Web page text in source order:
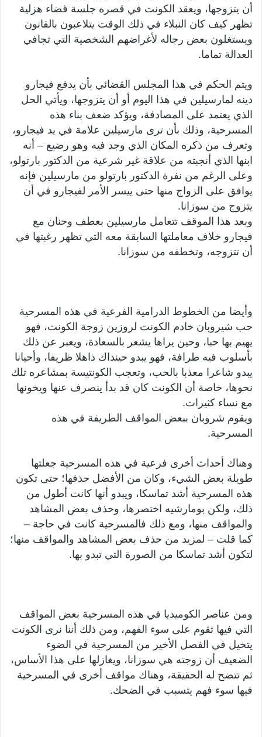
أن يتزوجها، ويعقد الكونت في قصره جلسة قضاء هزلية
تظهر كيف كان النبلاء في ذلك الوقت يتلاعبون بالقانون
ويستغلون بعض رجاله لأغراضهم الشخصية التي تجافي
العدالة تماما.
ويتم الحكم في هذا المجلس القضائي بأن يدفع فيجارو
دينه لمارسيلين في هذا اليوم أو أن يتزوجها، ويأتي الحل
الذي يعتمد على المصادفة، ويؤكد ضعف بناء هذه
المسرحية، وذلك بأن ترى مارسيلين علامة في يد فيجارو،
وتعرف من ذكره المكان الذي وجد فيه وهو رضيع – أنه
ابنها الذي أنجبته من علاقة غير شرعية من الدكتور بارتولو،
وعلى الرغم من نفرة الدكتور بارتولو من مارسيلين فإنه
يوافق على الزواج منها حتى ييسر الأمر لفيجارو في أن
يتزوج من سوزانا.
وبعد هذا الموقف تتعامل مارسيلين بعطف وحنان مع
فيجارو خلاف معاملتها السابقة معه التي تظهر رغبتها في
أن تتزوجه، وتخطفه من سوزانا.
وأيضا من الخطوط الدرامية الفرعية في هذه المسرحية
حب شيروبان خادم الكونت لروزين زوجة الكونت، فهو
يهيم بها حبا، وحين يراها يشعر بالسعادة، ويعبر عن ذلك
بأسلوب فيه طرافة، فهو يبدو حينذاك ذاهلا ظريفا، وأحيانا
يبدو شاعرا معذبا بالحب، وتعجب الكونتيسة بمشاعره تلك
نحوها، خاصة أن الكونت كان قد بدأ ينصرف عنها ويخونها
مع نساء كثيرات.
ويقوم شروبان ببعض المواقف الطريفة في هذه
المسرحية.
وهناك أحداث أخرى فرعية في هذه المسرحية جعلتها
طويلة بعض الشيء، وكان من الأفضل حذفها؛ حتى تكون
هذه المسرحية أشد تماسكا، ويبدو أنها كانت أطول من
ذلك، ولكن بومارشيه اختصرها، وحذف بعض المشاهد
والمواقف منها، ومع ذلك فالمسرحية كانت في حاجة –
كما قلت – لمزيد من حذف بعض المشاهد والمواقف منها؛
لتكون أشد تماسكا من الصورة التي تبدو بها.
ومن عناصر الكوميديا في هذه المسرحية بعض المواقف
التي فيها تقوم على سوء الفهم، ومن ذلك أننا نرى الكونت
يتخيل في الفصل الأخير من المسرحية في الضوء
الضعيف أن زوجته هي سوزانا، ويغازلها على هذا الأساس،
ثم تتضح له الحقيقة، وهناك مواقف أخرى في المسرحية
فيها سوء فهم يتسبب في الضحك.